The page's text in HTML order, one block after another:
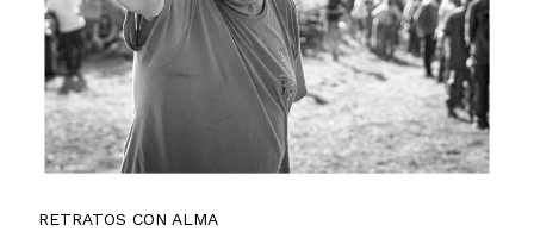
RETRATOS CON ALMA